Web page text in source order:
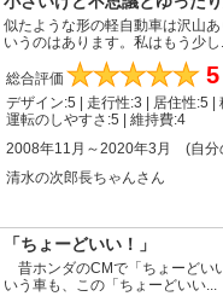
似たような形の軽自動車は沢山
いうのはあります。私はもう少し
総合評価 ★★★★★ 5
デザイン:5 | 走行性:3 | 居住性:5 |
運転のしやすさ:5 | 維持費:4
2008年11月～2020年3月 (自分
清水の次郎長ちゃんさん
「ちょーどいい！」
昔ホンダのCMで「ちょーどい
いう車も、この「ちょーどいい...